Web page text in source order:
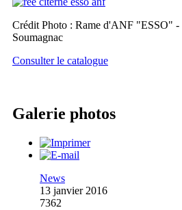
Crédit Photo : Rame d'ANF "ESSO" -
Soumagnac
Consulter le catalogue
Galerie photos
News
13 janvier 2016
7362